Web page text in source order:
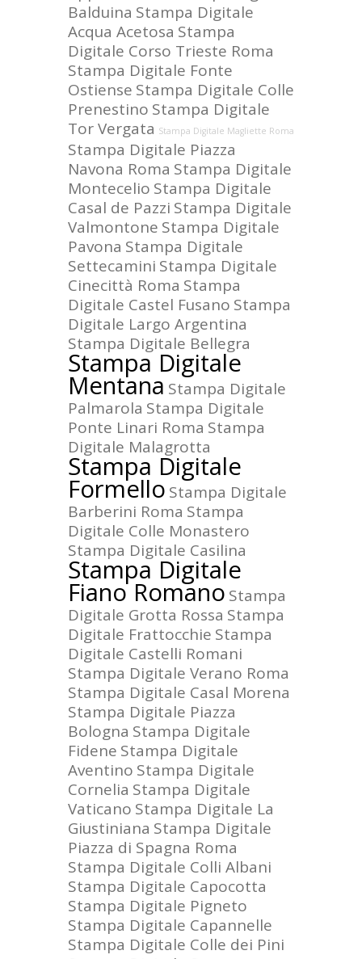
Balduina Stampa Digitale
Acqua Acetosa Stampa
Digitale Corso Trieste Roma
Stampa Digitale Fonte
Ostiense Stampa Digitale Colle
Prenestino Stampa Digitale
Tor Vergata Stampa Digitale Magliette Roma
Stampa Digitale Piazza
Navona Roma Stampa Digitale
Montecelio Stampa Digitale
Casal de Pazzi Stampa Digitale
Valmontone Stampa Digitale
Pavona Stampa Digitale
Settecamini Stampa Digitale
Cinecittà Roma Stampa
Digitale Castel Fusano Stampa
Digitale Largo Argentina
Stampa Digitale Bellegra
Stampa Digitale
Mentana Stampa Digitale
Palmarola Stampa Digitale
Ponte Linari Roma Stampa
Digitale Malagrotta
Stampa Digitale
Formello Stampa Digitale
Barberini Roma Stampa
Digitale Colle Monastero
Stampa Digitale Casilina
Stampa Digitale
Fiano Romano Stampa
Digitale Grotta Rossa Stampa
Digitale Frattocchie Stampa
Digitale Castelli Romani
Stampa Digitale Verano Roma
Stampa Digitale Casal Morena
Stampa Digitale Piazza
Bologna Stampa Digitale
Fidene Stampa Digitale
Aventino Stampa Digitale
Cornelia Stampa Digitale
Vaticano Stampa Digitale La
Giustiniana Stampa Digitale
Piazza di Spagna Roma
Stampa Digitale Colli Albani
Stampa Digitale Capocotta
Stampa Digitale Pigneto
Stampa Digitale Capannelle
Stampa Digitale Colle dei Pini